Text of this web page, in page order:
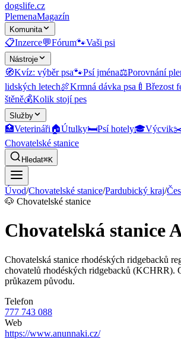
dogslife.cz
PlemenaMagazín
Komunita
📋Inzerce💬Fórum🐾Vaši psi
Nástroje
🧭Kvíz: výběr psa🐾Psí jména⚖️Porovnání
lidských letech🍖Krmná dávka psa 🍼 Březost
štěně💰Kolik stojí pes
Služby
🏥Veterináři🏠Útulky🛏️Psí hotely🎓Výcvik
Chovatelské stanice
Hledat⌘K
Úvod/Chovatelské stanice/Pardubický kraj/
🐶 Chovatelské stanice
Chovatelská stanice
Chovatelská stanice rhodéských ridgebacků
chovatelů rhodéských ridgebacků (KCHRR).
průkazem původu.
Telefon
777 743 088
Web
https://www.anunnaki.cz/